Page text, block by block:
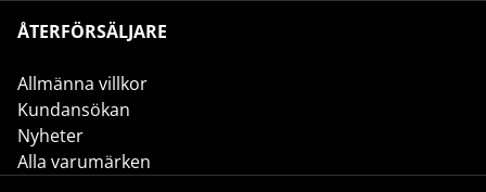
ÅTERFÖRSÄLJARE
Allmänna villkor
Kundansökan
Nyheter
Alla varumärken